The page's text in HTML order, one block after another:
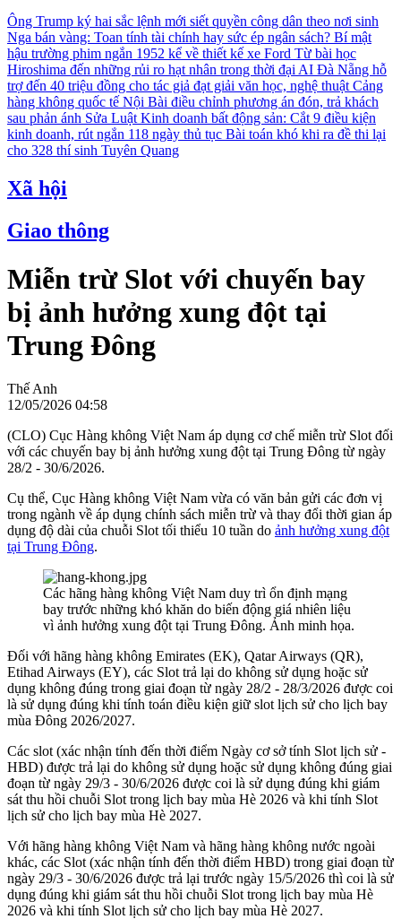
Ông Trump ký hai sắc lệnh mới siết quyền công dân theo nơi sinh
Nga bán vàng: Toan tính tài chính hay sức ép ngân sách? Bí mật
hậu trường phim ngắn 1952 kể về thiết kế xe Ford Từ bài học
Hiroshima đến những rủi ro hạt nhân trong thời đại AI Đà Nẵng hỗ
trợ đến 40 triệu đồng cho tác giả đạt giải văn học, nghệ thuậtCảng
hàng không quốc tế Nội Bài điều chỉnh phương án đón, trả khách
sau phản ánh Sửa Luật Kinh doanh bất động sản: Cắt 9 điều kiện
kinh doanh, rút ngắn 118 ngày thủ tục Bài toán khó khi ra đề thi lại
cho 328 thí sinh Tuyên Quang
Xã hội
Giao thông
Miễn trừ Slot với chuyến bay
bị ảnh hưởng xung đột tại
Trung Đông
Thế Anh
12/05/2026 04:58
(CLO) Cục Hàng không Việt Nam áp dụng cơ chế miễn trừ Slot đối
với các chuyến bay bị ảnh hưởng xung đột tại Trung Đông từ ngày
28/2 - 30/6/2026.
Cụ thể, Cục Hàng không Việt Nam vừa có văn bản gửi các đơn vị
trong ngành về áp dụng chính sách miễn trừ và thay đổi thời gian áp
dụng độ dài của chuỗi Slot tối thiểu 10 tuần do ảnh hưởng xung đột
tại Trung Đông.
Các hãng hàng không Việt Nam duy trì ổn định mạng
bay trước những khó khăn do biến động giá nhiên liệu
vì ảnh hưởng xung đột tại Trung Đông. Ảnh minh họa.
Đối với hãng hàng không Emirates (EK), Qatar Airways (QR),
Etihad Airways (EY), các Slot trả lại do không sử dụng hoặc sử
dụng không đúng trong giai đoạn từ ngày 28/2 - 28/3/2026 được coi
là sử dụng đúng khi tính toán điều kiện giữ slot lịch sử cho lịch bay
mùa Đông 2026/2027.
Các slot (xác nhận tính đến thời điểm Ngày cơ sở tính Slot lịch sử -
HBD) được trả lại do không sử dụng hoặc sử dụng không đúng giai
đoạn từ ngày 29/3 - 30/6/2026 được coi là sử dụng đúng khi giám
sát thu hồi chuỗi Slot trong lịch bay mùa Hè 2026 và khi tính Slot
lịch sử cho lịch bay mùa Hè 2027.
Với hãng hàng không Việt Nam và hãng hàng không nước ngoài
khác, các Slot (xác nhận tính đến thời điểm HBD) trong giai đoạn từ
ngày 29/3 - 30/6/2026 được trả lại trước ngày 15/5/2026 thì coi là sử
dụng đúng khi giám sát thu hồi chuỗi Slot trong lịch bay mùa Hè
2026 và khi tính Slot lịch sử cho lịch bay mùa Hè 2027.